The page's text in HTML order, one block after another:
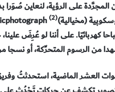
(مخيالية)(2)
كهربائيّا. على أننا لو عُرِضَ
من الرسوم المتحرِّكة، أو
العشر الماضية، استحدثتُ